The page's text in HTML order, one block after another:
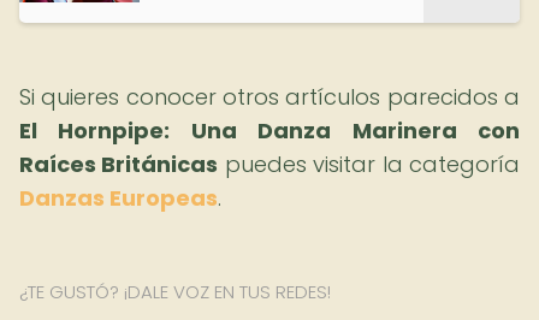
Si quieres conocer otros artículos parecidos a
El Hornpipe: Una Danza Marinera con
Raíces Británicas puedes visitar la categoría
Danzas Europeas.
¿TE GUSTÓ? ¡DALE VOZ EN TUS REDES!